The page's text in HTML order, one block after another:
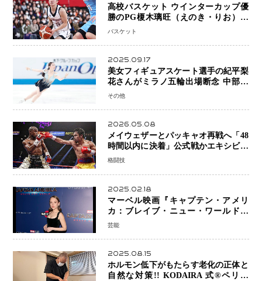
高校バスケット ウインターカップ優
勝のPG榎木璃旺（えのき・りお）が
プロの現場へ―。
バスケット
2025.09.17
美女フィギュアスケート選手の紀平梨
花さんがミラノ五輪出場断念 中部選
手権欠場を発表「安全最優先の判断」
その他
2026.05.08
メイウェザーとパッキャオ再戦へ「48
時間以内に決着」公式戦かエキシビシ
ョンか混迷続く
格闘技
2025.02.18
マーベル映画『キャプテン・アメリ
カ：ブレイブ・ニュー・ワールド』
新ブラック・ウィドウ役のシラ・ハー
芸能
2025.08.15
ホルモン低下がもたらす老化の正体と
自然な対策!! KODAIRA 式®ペリネ